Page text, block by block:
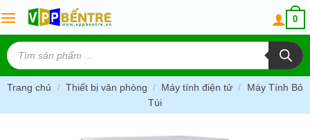
to
content
0
Tìm
kiếm
sản
phẩm
Trang chủ / Thiết bị văn phòng / Máy tính điện tử /
Máy Tính Bỏ
Túi